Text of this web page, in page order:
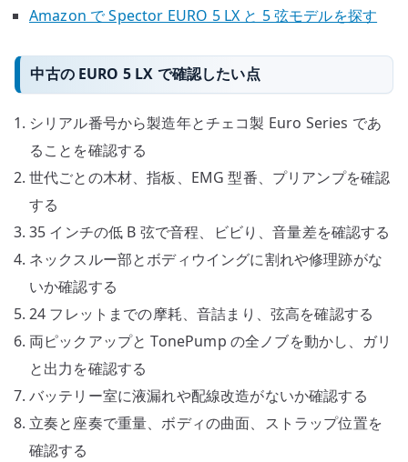
Amazon で Spector EURO 5 LX と 5 弦モデルを探す
中古の EURO 5 LX で確認したい点
シリアル番号から製造年とチェコ製 Euro Series であ
ることを確認する
世代ごとの木材、指板、EMG 型番、プリアンプを確認
する
35 インチの低 B 弦で音程、ビビり、音量差を確認する
ネックスルー部とボディウイングに割れや修理跡がな
いか確認する
24 フレットまでの摩耗、音詰まり、弦高を確認する
両ピックアップと TonePump の全ノブを動かし、ガリ
と出力を確認する
バッテリー室に液漏れや配線改造がないか確認する
立奏と座奏で重量、ボディの曲面、ストラップ位置を
確認する